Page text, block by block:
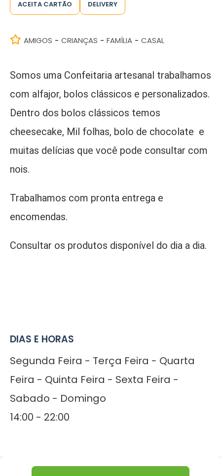
ACEITA CARTÃO DELIVERY
AMIGOS - CRIANÇAS - FAMÍLIA - CASAL
Somos uma Confeitaria artesanal trabalhamos
com alfajor, bolos clássicos e personalizados.
Dentro dos bolos clássicos temos
cheesecake, Mil folhas, bolo de chocolate e
muitas delícias que você pode consultar com
nois.
Trabalhamos com pronta entrega e
encomendas.
Consultar os produtos disponível do dia a dia.
DIAS E HORAS
Segunda Feira - Terça Feira - Quarta
Feira - Quinta Feira - Sexta Feira -
Sabado - Domingo
14:00 - 22:00